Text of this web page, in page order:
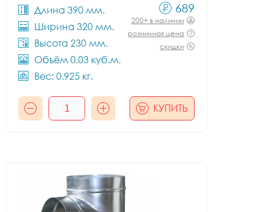
Длина 390 мм.
Ширина 320 мм.
Высота 230 мм.
Объём 0.03 куб.м.
Вес: 0.925 кг.
689
200+ в наличии
розничная цена
скидки
КУПИТЬ